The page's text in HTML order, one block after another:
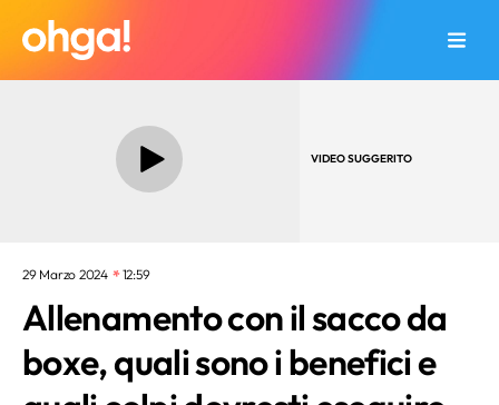
VIDEO SUGGERITO
29 Marzo 2024 12:59
Allenamento con il sacco da
boxe, quali sono i benefici e